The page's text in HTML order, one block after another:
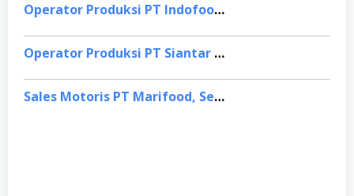
Operator Produksi PT Indofood Sukses Makmur, Barito Selatan
Operator Produksi PT Siantar Top Tbk, Sidoarjo
Sales Motoris PT Marifood, Semarang